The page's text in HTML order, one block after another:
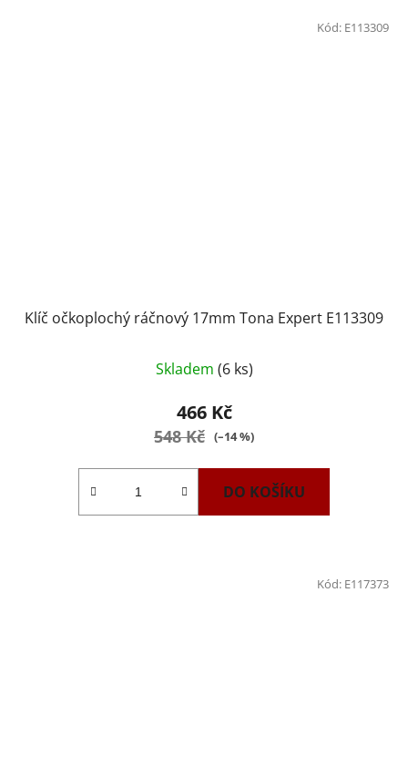
Klíč očkoplochý ráčnový 17mm Tona Expert E113309
Skladem (6 ks)
466 Kč
548 Kč (–14 %)
DO KOŠÍKU
Kód: E113309
Kód: E117373